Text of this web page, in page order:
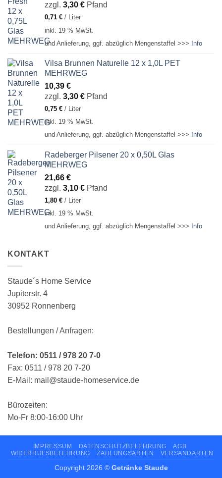
zzgl. 3,30 € Pfand
0,71 € / Liter
inkl. 19 % MwSt.
und Anlieferung, ggf. abzüglich Mengenstaffel >>> Info
Vilsa Brunnen Naturelle 12 x 1,0L PET
MEHRWEG
10,39 €
zzgl. 3,30 € Pfand
0,75 € / Liter
inkl. 19 % MwSt.
und Anlieferung, ggf. abzüglich Mengenstaffel >>> Info
Radeberger Pilsener 20 x 0,50L Glas
MEHRWEG
21,66 €
zzgl. 3,10 € Pfand
1,80 € /
Liter
inkl. 19 % MwSt.
und Anlieferung, ggf. abzüglich Mengenstaffel >>> Info
KONTAKT
Staude´s Home Service
Jupiterstr. 4
30952 Ronnenberg
Bestellungen / Anfragen:
Telefon: 0511 / 978 20 7-0
Fax: 0511 / 978 20 7-20
E-Mail: mail@staude-homeservice.de
Bürozeiten:
Mo-Fr 8:00-16:00 Uhr
IMPRESSUM DATENSCHUTZBELEHRUNG
AGB
WIDERRUFSBELEHRUNG
ZAHLUNGSARTEN VERSANDARTEN
Copyright 2026 © Getränke Staude